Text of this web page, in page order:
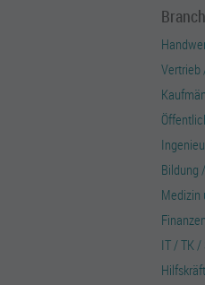
Vertrieb
Bildung
Medizin
IT / TK